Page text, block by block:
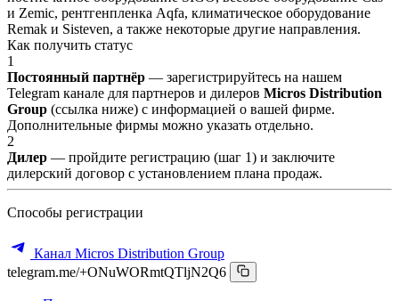
и Zemic, рентгенпленка Aqfa, климатическое оборудование
Remak и Sisteven, а также некоторые другие направления.
Как получить статус
1
Постоянный партнёр — зарегистрируйтесь на нашем
Telegram канале для партнеров и дилеров Micros Distribution
Group (ссылка ниже) с информацией о вашей фирме.
Дополнительные фирмы можно указать отдельно.
2
Дилер — пройдите регистрацию (шаг 1) и заключите
дилерский договор с установлением плана продаж.
Способы регистрации
Канал Micros Distribution Group
telegram.me/+ONuWORmtQTljN2Q6